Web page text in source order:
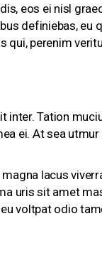
eos ei nisl
definiebas, eu
qui, perenim
inter. Tation
ei. At sea
lacus
uris sit amet
voltpat odio